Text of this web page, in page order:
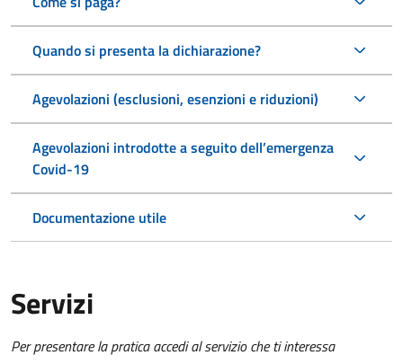
Quando si presenta la dichiarazione?
Agevolazioni (esclusioni, esenzioni e riduzioni)
Agevolazioni introdotte a seguito dell’emergenza
Covid-19
Documentazione utile
Servizi
Per presentare la pratica accedi al servizio che ti interessa